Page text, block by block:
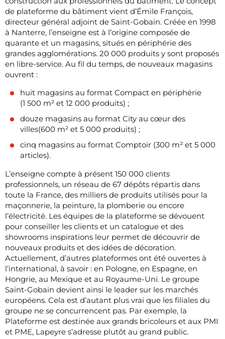
de plateforme du bâtiment vient d’Émile François,
directeur général adjoint de Saint-Gobain. Créée en 1998
à Nanterre, l’enseigne est à l’origine composée de
quarante et un magasins, situés en périphérie des
grandes agglomérations. 20 000 produits y sont proposés
en libre-service. Au fil du temps, de nouveaux magasins
ouvrent :
huit magasins au format Compact en périphérie
(1 500 m² et 12 000 produits) ;
douze magasins au format City au cœur des
villes(600 m² et 5 000 produits) ;
cinq magasins au format Comptoir (300 m² et 5 000
articles).
L’enseigne compte à présent 150 000 clients
professionnels, un réseau de 67 dépôts répartis dans
toute la France, des milliers de produits utilisés pour la
maçonnerie, la peinture, la plomberie ou encore
l’électricité. Les équipes de la plateforme se dévouent
pour conseiller les clients et un catalogue et des
showrooms inspirations leur permet de découvrir de
nouveaux produits et des idées de décoration.
Actuellement, d’autres plateformes ont été ouvertes à
l’international, à savoir : en Pologne, en Espagne, en
Hongrie, au Mexique et au Royaume-Uni. Le groupe
Saint-Gobain devient ainsi le leader sur les marchés
européens. Cela est d’autant plus vrai que les filiales du
groupe ne se concurrencent pas. Par exemple, la
Plateforme est destinée aux grands bricoleurs et aux PMI
et PME, Lapeyre s’adresse plutôt au grand public.